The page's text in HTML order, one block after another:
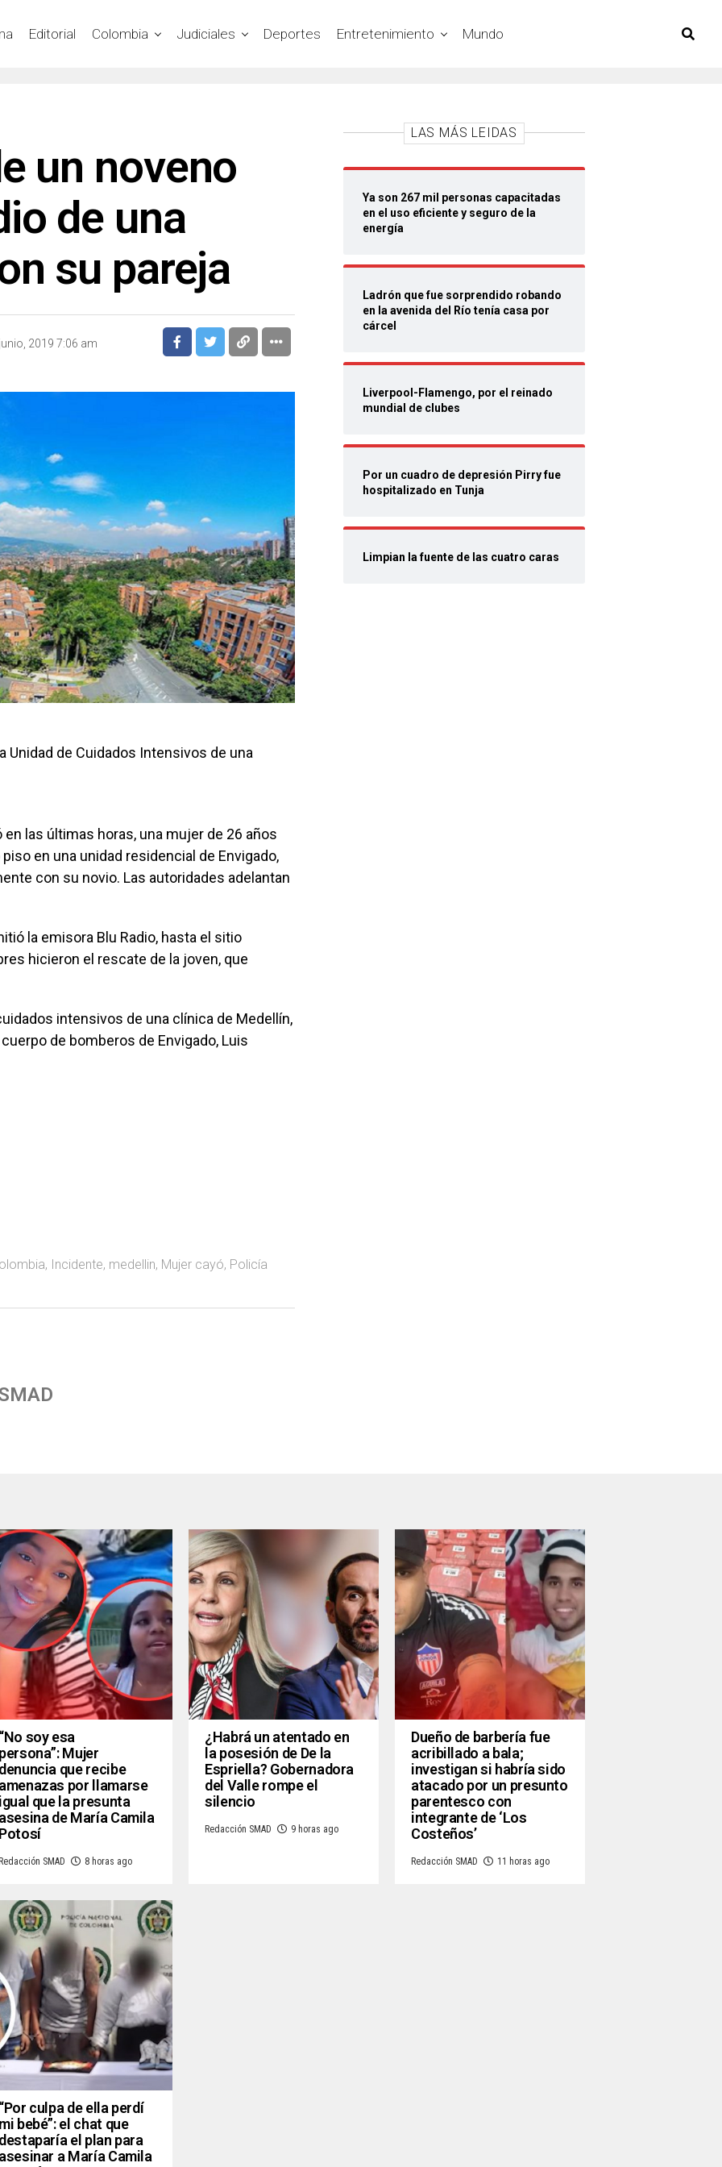
Editorial Colombia Judiciales Deportes Entretenimiento Mundo
un noveno
de una
su pareja
2019 7:06 am
Unidad de Cuidados Intensivos de una
las últimas horas, una mujer de 26 años
en una unidad residencial de Envigado,
con su novio. Las autoridades adelantan
la emisora Blu Radio, hasta el sitio
hicieron el rescate de la joven, que
intensivos de una clínica de Medellín,
de bomberos de Envigado, Luis
, Incidente, medellin, Mujer cayó, Policía
LAS MÁS LEIDAS
Ya son 267 mil personas capacitadas
en el uso eficiente y seguro de la
energía
Ladrón que fue sorprendido robando
en la avenida del Río tenía casa por
cárcel
Liverpool-Flamengo, por el reinado
mundial de clubes
Por un cuadro de depresión Pirry fue
hospitalizado en Tunja
Limpian la fuente de las cuatro caras
“No soy esa
persona”: Mujer
denuncia que recibe
amenazas por llamarse
igual que la presunta
asesina de María Camila
Potosí
Redacción SMAD 8 horas ago
¿Habrá un atentado en
la posesión de De la
Espriella? Gobernadora
del Valle rompe el
silencio
Redacción SMAD 9 horas ago
Dueño de barbería fue
acribillado a bala;
investigan si habría sido
atacado por un presunto
parentesco con
integrante de ‘Los
Costeños’
Redacción SMAD 11 horas ago
“Por culpa de ella perdí
mi bebé”: el chat que
destaparía el plan para
asesinar a María Camila